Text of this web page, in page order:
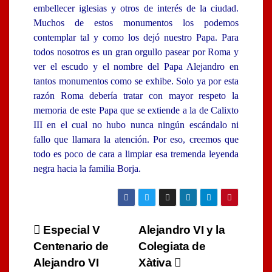
embellecer iglesias y otros de interés de la ciudad.
Muchos de estos monumentos los podemos
contemplar tal y como los dejó nuestro Papa. Para
todos nosotros es un gran orgullo pasear por Roma y
ver el escudo y el nombre del Papa Alejandro en
tantos monumentos como se exhibe. Solo ya por esta
razón Roma debería tratar con mayor respeto la
memoria de este Papa que se extiende a la de Calixto
III en el cual no hubo nunca ningún escándalo ni
fallo que llamara la atención. Por eso, creemos que
todo es poco de cara a limpiar esa tremenda leyenda
negra hacia la familia Borja.
Navegación
de
Alejandro VI y la
Colegiata de
Xàtiva
Especial V
Centenario de
Alejandro VI